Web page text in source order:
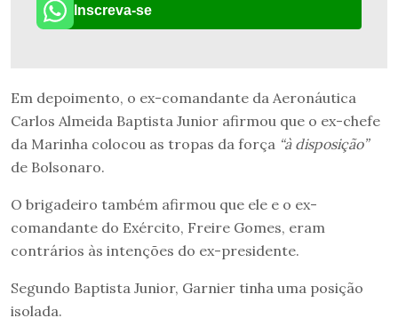
Inscreva-se
Em depoimento, o ex-comandante da Aeronáutica
Carlos Almeida Baptista Junior afirmou que o ex-chefe
da Marinha colocou as tropas da força “à disposição”
de Bolsonaro.
O brigadeiro também afirmou que ele e o ex-
comandante do Exército, Freire Gomes, eram
contrários às intenções do ex-presidente.
Segundo Baptista Junior, Garnier tinha uma posição
isolada.